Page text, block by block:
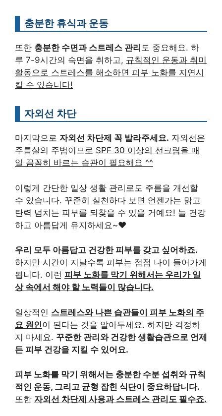
충분한 휴식과 운동
또한 충분한 수면과 스트레스 관리 도 중요해요. 하
루 7-9시간의 숙면을 취하고, 규칙적인 운동과 취미
활동으로 스트레스를 해소하면 피부 노화를 지연시
킬 수 있습니다!
자외선 차단
마지막으로 자외선 차단제 꼭 발라주세요. 자외선은
주름살의 주범이므로 SPF 30 이상의 선크림을 매
일 꼼꼼히 바르는 습관이 필요해요 ^^
이렇게 간단한 일상 생활 관리로도 주름을 개선할
수 있습니다. 꾸준히 실천하다 보면 언젠가는 맑고
탄력 넘치는 피부를 되찾을 수 있을 거예요! 늘 건강
하고 아름답게 유지하세요~♥
우리 모두 아름답고 건강한 피부를 갖고 싶어하죠.
하지만 시간이 지날수록 피부는 점점 나이 들어가게
됩니다. 이런 피부 노화를 막기 위해서는 우리가 일
상 속에서 해야 할 노력들이 많습니다.
일상적인 스트레스와 나쁜 습관들이 피부 노화의 주
요 원인이 된다는 것을 알아두세요. 하지만 걱정하
지 마세요. 꾸준한 관리와 건강한 생활습관으로 언제
든 피부 건강을 지킬 수 있어요.
피부 노화를 막기 위해서는 충분한 수분 섭취와 규칙
적인 운동, 그리고 균형 잡힌 식단이 중요하답니다.
또한 자외선 차단제 사용과 스트레스 관리도 필수죠.